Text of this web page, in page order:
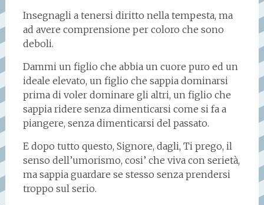
Insegnagli a tenersi diritto nella tempesta, ma
ad avere comprensione per coloro che sono
deboli.
Dammi un figlio che abbia un cuore puro ed un
ideale elevato, un figlio che sappia dominarsi
prima di voler dominare gli altri, un figlio che
sappia ridere senza dimenticarsi come si fa a
piangere, senza dimenticarsi del passato.
E dopo tutto questo, Signore, dagli, Ti prego, il
senso dell’umorismo, cosi’ che viva con serietà,
ma sappia guardare se stesso senza prendersi
troppo sul serio.